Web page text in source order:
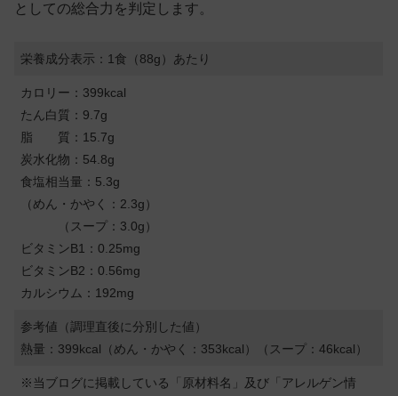
としての総合力を判定します。
栄養成分表示：1食（88g）あたり
カロリー：399kcal
たん白質：9.7g
脂 質：15.7g
炭水化物：54.8g
食塩相当量：5.3g
（めん・かやく：2.3g）
（スープ：3.0g）
ビタミンB1：0.25mg
ビタミンB2：0.56mg
カルシウム：192mg
参考値（調理直後に分別した値）
熱量：399kcal（めん・かやく：353kcal）（スープ：46kcal）
※当ブログに掲載している「原材料名」及び「アレルゲン情